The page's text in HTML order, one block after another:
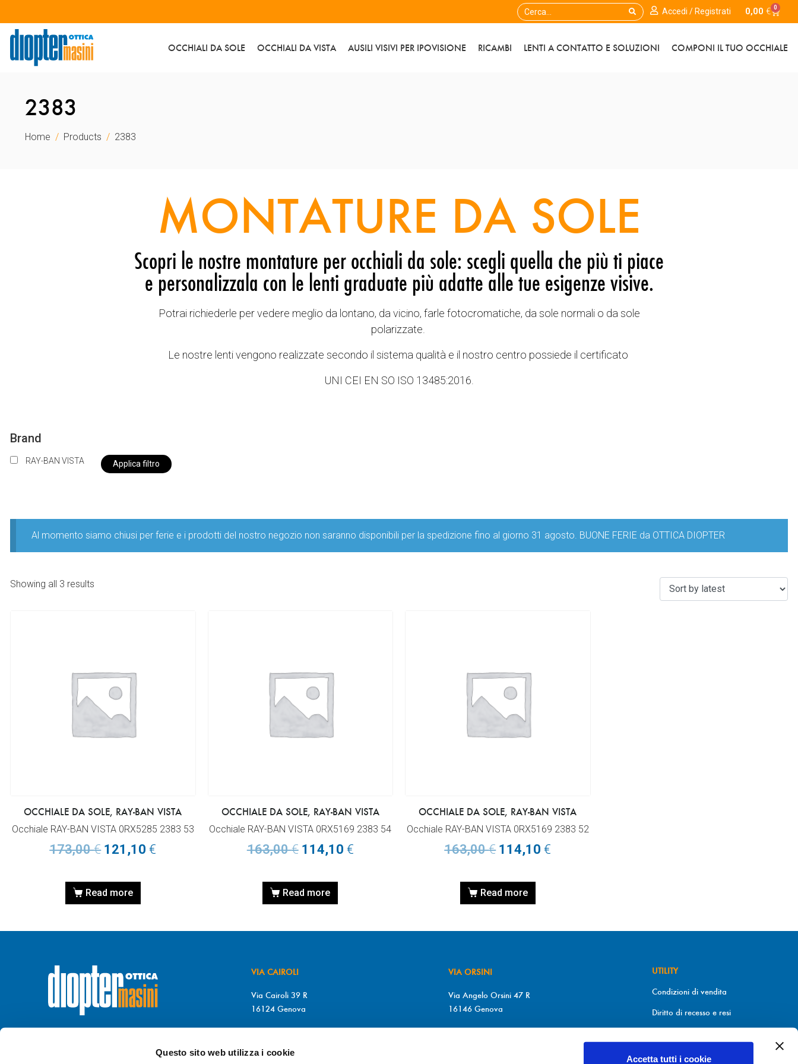
Questo sito web utilizza i cookie
Accetta tutti i cookie
Accedi / Registrati 0,00 € 0
OCCHIALI DA SOLE OCCHIALI DA VISTA AUSILI VISIVI PER IPOVISIONE RICAMBI LENTI A CONTATTO E SOLUZIONI COMPONI IL TUO OCCHIALE
2383
Home Products 2383
MONTATURE DA SOLE
Scopri le nostre montature per occhiali da sole: scegli quella che più ti piace
e personalizzala con le lenti graduate più adatte alle tue esigenze visive.
Potrai richiederle per vedere meglio da lontano, da vicino, farle fotocromatiche, da sole normali o da sole
polarizzate.
Le nostre lenti vengono realizzate secondo il sistema qualità e il nostro centro possiede il certificato
UNI CEI EN SO ISO 13485:2016.
Brand
RAY-BAN VISTA Applica filtro
Al momento siamo chiusi per ferie e i prodotti del nostro negozio non saranno disponibili per la spedizione fino al giorno 31 agosto. BUONE FERIE da OTTICA DIOPTER
Showing all 3 results
OCCHIALE DA SOLE, RAY-BAN VISTA
Occhiale RAY-BAN VISTA 0RX5285 2383 53
173,00€ 121,10€
Read more
OCCHIALE DA SOLE, RAY-BAN VISTA
Occhiale RAY-BAN VISTA 0RX5169 2383 54
163,00€ 114,10 €
Read more
OCCHIALE DA SOLE, RAY-BAN VISTA
Occhiale RAY-BAN VISTA 0RX5169 2383 52
163,00€ 114,10€
Read more
VIA CAIROLI
Via Cairoli 39 R
16124 Genova
VIA ORSINI
Via Angelo Orsini 47 R
16146 Genova
UTILITY
Condizioni di vendita
Diritto di recesso e resi
Informativa sui cookies